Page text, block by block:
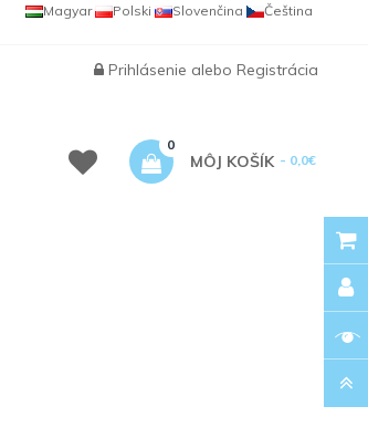
Čeština
Slovenčina
Polski
Magyar
Prihlásenie alebo Registrácia
MÔJ KOŠÍK
0
- 0,0€